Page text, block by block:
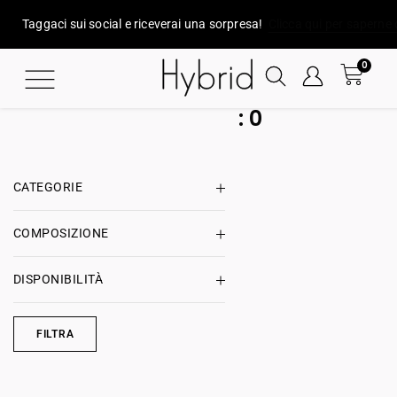
Taggaci sui social e riceverai una sorpresa!
0
: 0
CATEGORIE
COMPOSIZIONE
DISPONIBILITÀ
FILTRA